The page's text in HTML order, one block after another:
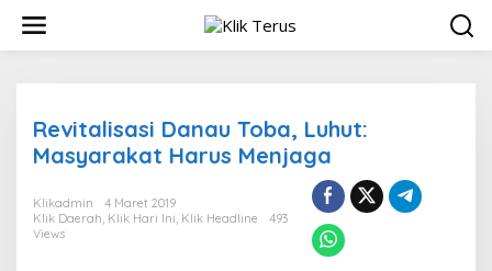
w
Revitalisasi Danau Toba, Luhut:
Masyarakat Harus Menjaga
Klikadmin
4 Maret 2019
Klik Daerah, Klik Hari Ini, Klik Headline
493
Views